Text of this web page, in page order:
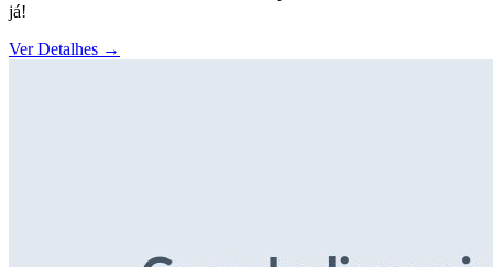
já!
Ver Detalhes →